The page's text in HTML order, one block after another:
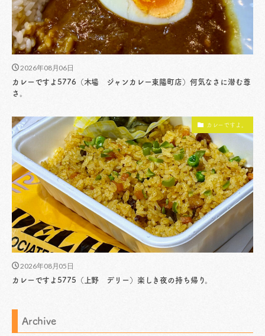
2026年08月06日
カレーですよ5776（木場 ジャンカレー東陽町店）何気なさに潜む尊
さ。
カレーですよ。
2026年08月05日
カレーですよ5775（上野 デリー）楽しき夜の持ち帰り。
Archive